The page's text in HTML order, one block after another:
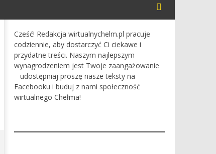
Cześć! Redakcja wirtualnychelm.pl pracuje
codziennie, aby dostarczyć Ci ciekawe i
przydatne treści. Naszym najlepszym
wynagrodzeniem jest Twoje zaangażowanie
– udostępniaj proszę nasze teksty na
Facebooku i buduj z nami społeczność
wirtualnego Chełma!